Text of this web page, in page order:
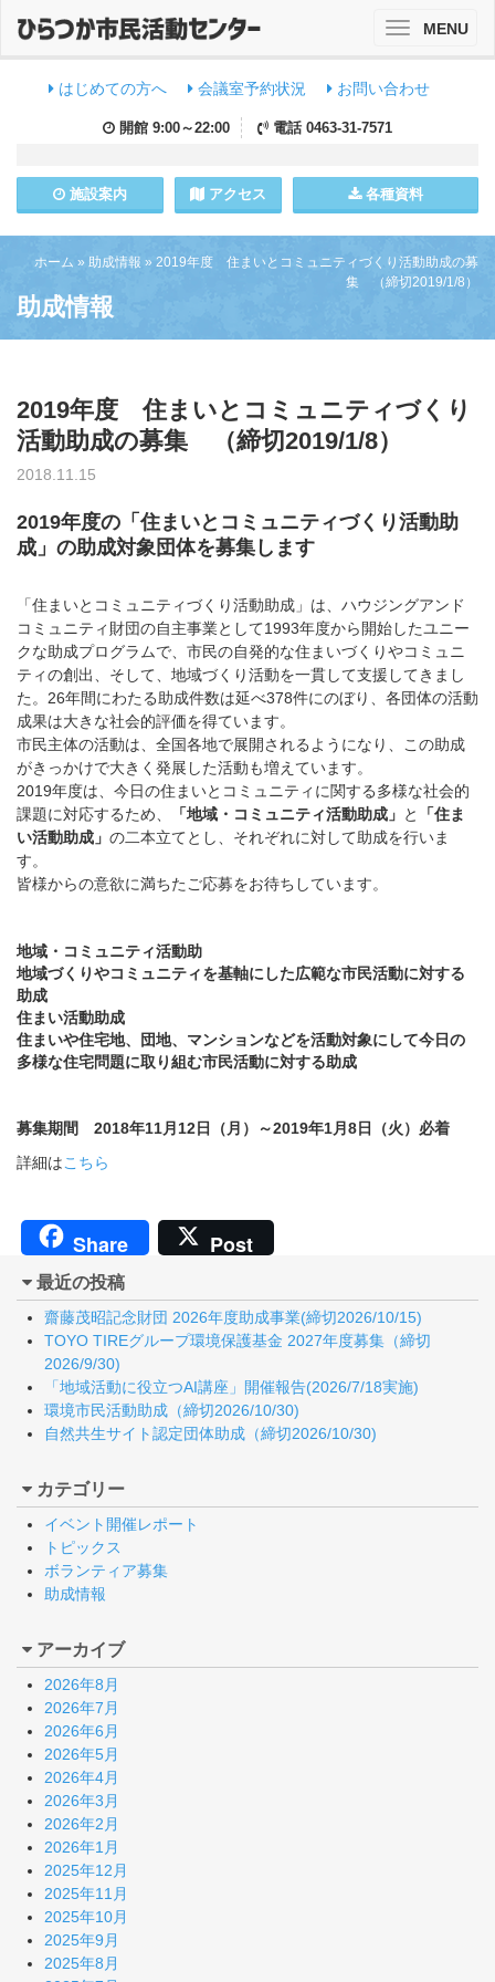
はじめての方へ 会議室予約状況 お問い合わせ
開館 9:00～22:00 電話 0463-31-7571
施設案内 アクセス 各種資料
ToggleMENU
ホーム » 助成情報 » 2019年度 住まいとコミュニティづくり活動助成の募
集 （締切2019/1/8）
助成情報
2019年度 住まいとコミュニティづくり
活動助成の募集 （締切2019/1/8）
2018.11.15
2019年度の「住まいとコミュニティづくり活動助
成」の助成対象団体を募集します
「住まいとコミュニティづくり活動助成」は、ハウジングアンド
コミュニティ財団の自主事業として1993年度から開始したユニー
クな助成プログラムで、市民の自発的な住まいづくりやコミュニ
ティの創出、そして、地域づくり活動を一貫して支援してきまし
た。26年間にわたる助成件数は延べ378件にのぼり、各団体の活動
成果は大きな社会的評価を得ています。
市民主体の活動は、全国各地で展開されるようになり、この助成
がきっかけで大きく発展した活動も増えています。
2019年度は、今日の住まいとコミュニティに関する多様な社会的
課題に対応するため、
「地域・コミュニティ活動助成」 と
「住ま
い活動助成」 の二本立てとし、それぞれに対して助成を行いま
す。
皆様からの意欲に満ちたご応募をお待ちしています。
地域・コミュニティ活動助
地域づくりやコミュニティを基軸にした広範な市民活動に対する
助成
住まい活動助成
住まいや住宅地、団地、マンションなどを活動対象にして今日の
多様な住宅問題に取り組む市民活動に対する助成
募集期間 2018年11月12日（月）～2019年1月8日（火）必着
詳細はこちら
Share Post
最近の投稿
齋藤茂昭記念財団 2026年度助成事業(締切2026/10/15)
TOYO TIREグループ環境保護基金 2027年度募集（締切
2026/9/30)
「地域活動に役立つAI講座」開催報告(2026/7/18実施)
環境市民活動助成（締切2026/10/30)
自然共生サイト認定団体助成（締切2026/10/30)
カテゴリー
イベント開催レポート
トピックス
ボランティア募集
助成情報
アーカイブ
2026年8月
2026年7月
2026年6月
2026年5月
2026年4月
2026年3月
2026年2月
2026年1月
2025年12月
2025年11月
2025年10月
2025年9月
2025年8月